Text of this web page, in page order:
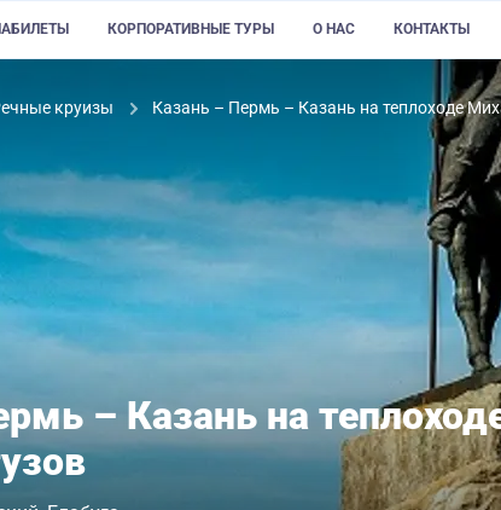
КОРПОРАТИВНЫЕ ТУРЫ О НАС КОНТАКТЫ
круизы Казань – Пермь – Казань на теплоходе
– Казань на